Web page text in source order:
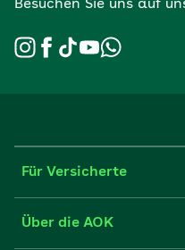
Besuchen Sie uns auf
Für Versicherte
Formulare und
Über die AOK